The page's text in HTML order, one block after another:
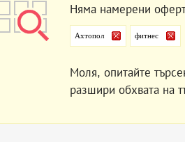
Няма намерени
Ахтопол фитнес
Моля, опитайте
разшири обхвата на